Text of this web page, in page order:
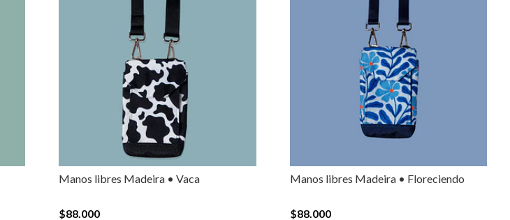
Manos libres Madeira • Vaca
$88.000
Manos libres Madeira • Floreciendo
$88.000